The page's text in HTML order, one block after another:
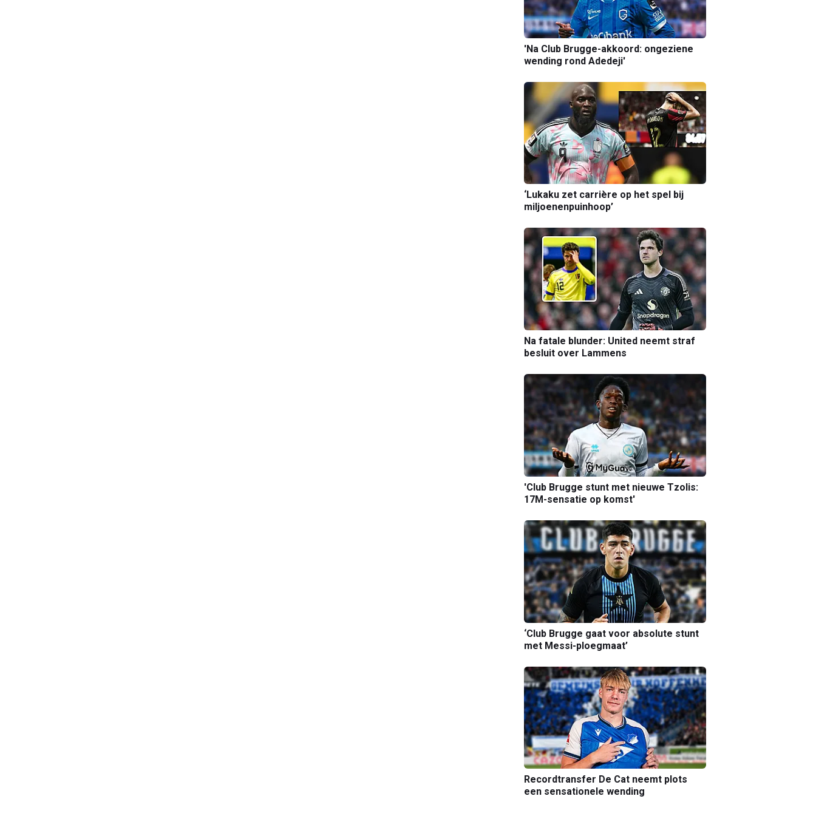
'Na Club Brugge-akkoord: ongeziene
wending rond Adedeji'
‘Lukaku zet carrière op het spel bij
miljoenenpuinhoop’
Na fatale blunder: United neemt straf
besluit over Lammens
'Club Brugge stunt met nieuwe Tzolis:
17M-sensatie op komst'
‘Club Brugge gaat voor absolute stunt
met Messi-ploegmaat’
Recordtransfer De Cat neemt plots
een sensationele wending